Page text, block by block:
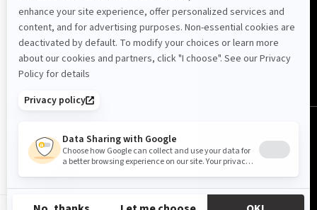
Österreich (Deutsch)
© BRP 2003-2026
Datenschutzerklärung
Barrierefreiheit Cookie-Richtlinie
Impressum
Sitemap